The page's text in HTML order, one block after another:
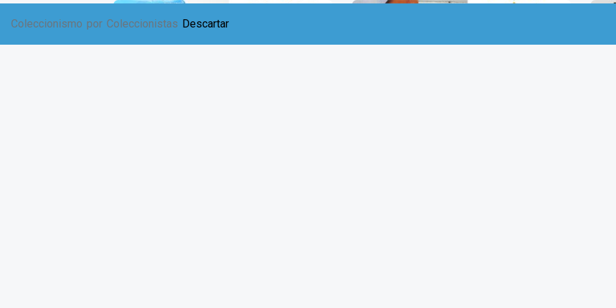
Coleccionismo por Coleccionistas Descartar